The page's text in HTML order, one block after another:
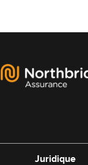
Juridique